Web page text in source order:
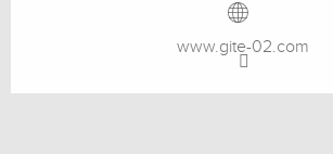
www.gite-02.com